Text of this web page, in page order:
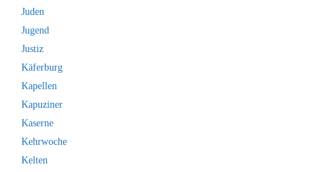
Juden
Jugend
Justiz
Käferburg
Kapellen
Kapuziner
Kaserne
Kehrwoche
Kelten